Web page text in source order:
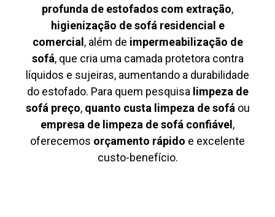
profunda de estofados com extração,
higienização de sofá residencial e
comercial , além de impermeabilização de
sofá, que cria uma camada protetora contra
líquidos e sujeiras, aumentando a durabilidade
do estofado. Para quem pesquisa limpeza de
sofá preço, quanto custa limpeza de sofáou
empresa de limpeza de sofá confiável ,
oferecemos orçamento rápido e excelente
custo-benefício.